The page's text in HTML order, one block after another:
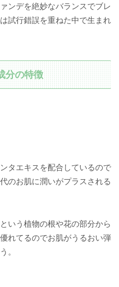
ンデを絶妙なバランスでブレ
試行錯誤を重ねた中で生まれ
分の特徴
タエキスを配合しているので
のお肌に潤いがプラスされる
いう植物の根や花の部分から
れてるのでお肌がうるおい弾
。